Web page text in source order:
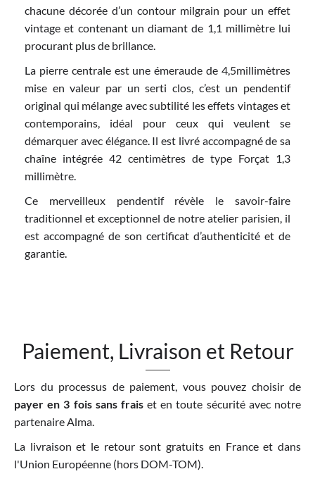
chacune décorée d’un contour milgrain pour un effet
vintage et contenant un diamant de 1,1 millimètre lui
procurant plus de brillance.
La pierre centrale est une émeraude de 4,5millimètres
mise en valeur par un serti clos, c’est un pendentif
original qui mélange avec subtilité les effets vintages et
contemporains, idéal pour ceux qui veulent se
démarquer avec élégance. Il est livré accompagné de sa
chaîne intégrée 42 centimètres de type Forçat 1,3
millimètre.
Ce merveilleux pendentif révèle le savoir-faire
traditionnel et exceptionnel de notre atelier parisien, il
est accompagné de son certificat d’authenticité et de
garantie.
Paiement, Livraison et Retour
Lors du processus de paiement, vous pouvez choisir de
payer en 3 fois sans fraiset en toute sécurité avec notre
partenaire Alma.
La livraison et le retour sont gratuits en France et dans
l'Union Européenne (hors DOM-TOM).